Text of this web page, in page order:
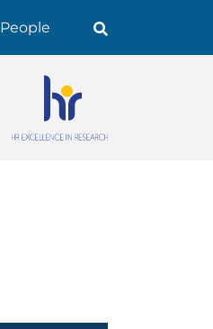
People